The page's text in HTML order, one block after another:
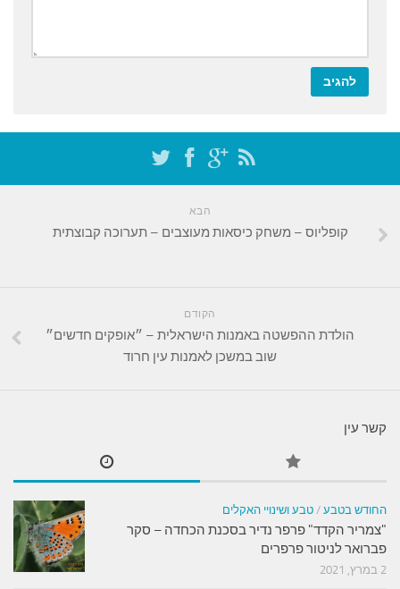
הבא
קופליוס – משחק כיסאות מעוצבים – תערוכה קבוצתית
הקודם
הולדת ההפשטה באמנות הישראלית – ״אופקים חדשים״
שוב במשכן לאמנות עין חרוד
קשר עין
החודש בטבע / טבע ושינויי האקלים
"צמריר הקדד" פרפר נדיר בסכנת הכחדה – סקר
פברואר לניטור פרפרים
2 במרץ, 2021